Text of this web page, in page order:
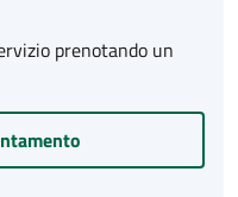
prenotando un